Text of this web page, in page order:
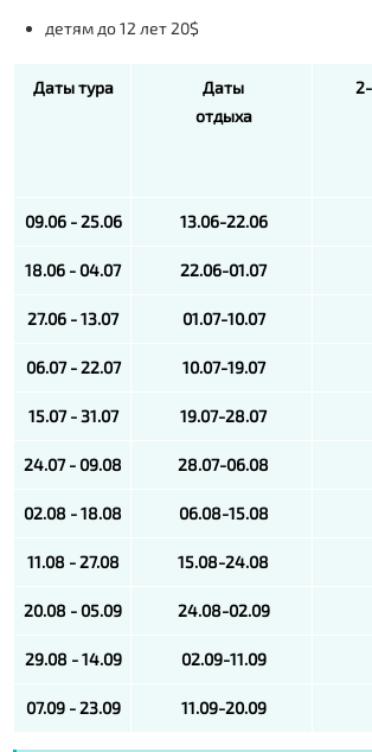
детям до 12 лет 20$
Даты тура
Даты
отдыха
09.06 - 25.06 13.06-22.06
18.06 - 04.07 22.06-01.07
27.06 - 13.07 01.07-10.07
06.07 - 22.07 10.07-19.07
15.07 - 31.07 19.07-28.07
24.07 - 09.08 28.07-06.08
02.08 - 18.08 06.08-15.08
11.08 - 27.08 15.08-24.08
20.08 - 05.09 24.08-02.09
29.08 - 14.09 02.09-11.09
07.09 - 23.09 11.09-20.09